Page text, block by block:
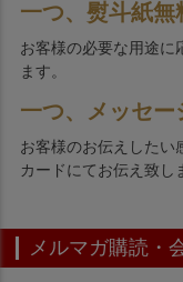
一つ、熨斗紙無
お客様の必要な用途に
ます。
一つ、メッセー
お客様のお伝えしたい
カードにてお伝え致し
メルマガ購読・